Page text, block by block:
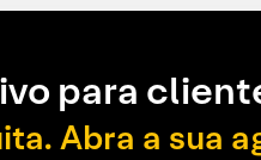
para
Abra a sua